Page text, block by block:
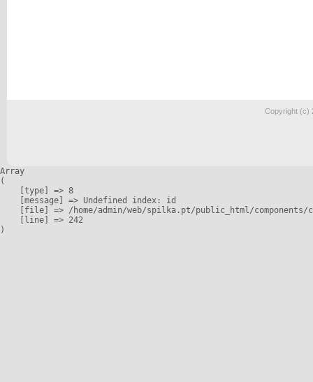
Copyright (c)
Array
(
    [type] => 8
    [message] => Undefined index: id
[file] => /home/admin/web/spilka.pt/public_html/
    [line] => 242